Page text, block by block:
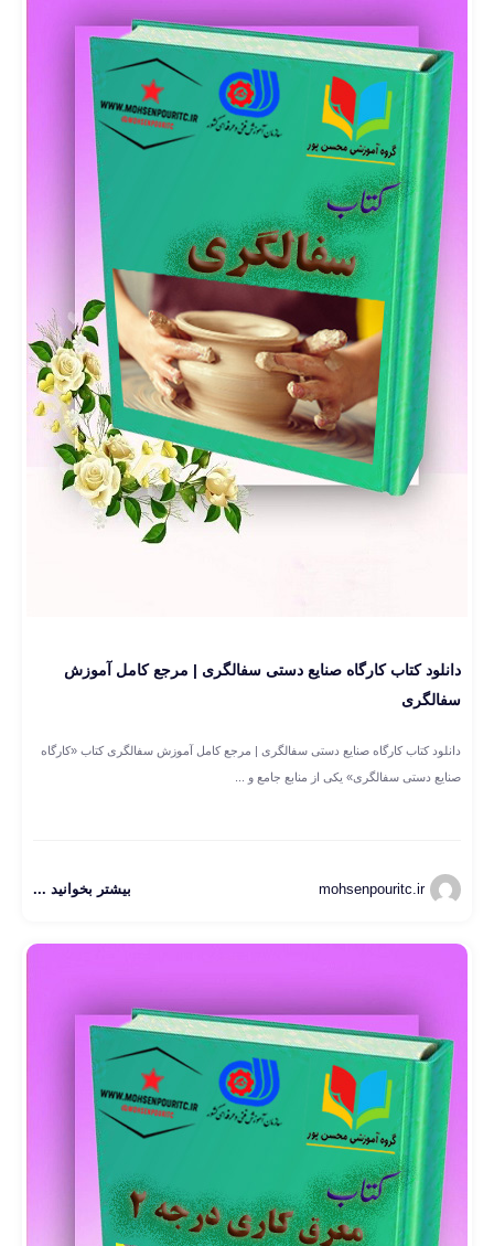
دانلود کتاب کارگاه صنایع دستی سفالگری | مرجع کامل آموزش
سفالگری
دانلود کتاب کارگاه صنایع دستی سفالگری | مرجع کامل آموزش سفالگری کتاب «کارگاه
صنایع دستی سفالگری» یکی از منابع جامع و ...
mohsenpouritc.ir بیشتر بخوانید ...